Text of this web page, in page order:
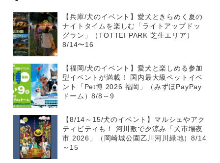
【兵庫/犬のイベント】愛犬ときらめく夏の
ナイトタイムを楽しむ「ライトアップドッ
グラン」（TOTTEI PARK 芝生エリア）
8/14〜16
【福岡/犬のイベント】愛犬と楽しめる参加
型イベントが満載！ 国内最大級ペットイベ
ント「Pet博 2026 福岡」（みずほPayPay
ドーム）8/8～9
【8/14～15/犬のイベント】マルシェやアク
ティビティも！ 河川敷で夕涼み「犬市場夜
市 2026」（岡崎城公園乙川河川緑地）8/14
～15